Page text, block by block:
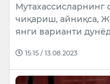
чиқариш, айниқса,
янги варианти
15:15 / 13.08.2023